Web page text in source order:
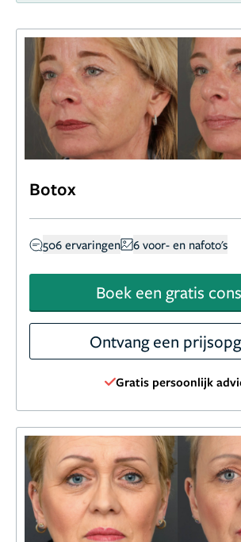
Botox
506 ervaringen 6 voor- en nafoto's
Boek een gratis
Ontvang een
Gratis persoonlijk